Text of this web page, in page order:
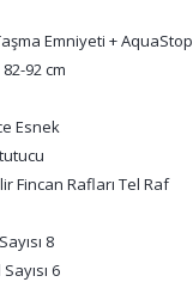
Emniyeti + AquaStop
92 cm
Esnek
Fincan Rafları Tel Raf
8
6